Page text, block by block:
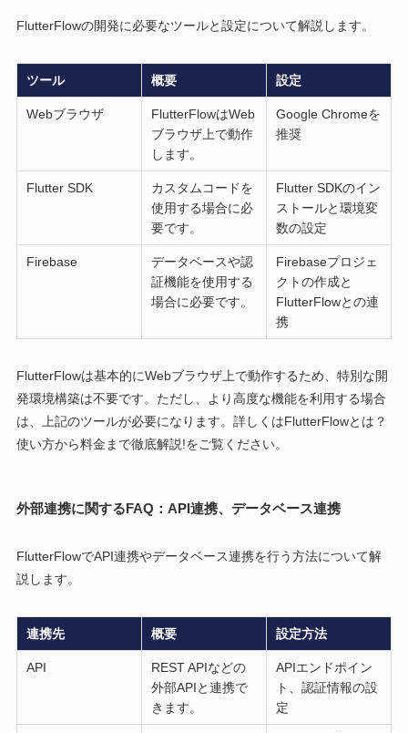
FlutterFlowの開発に必要なツールと設定について解説します。
ツール 概要 設定
Webブラウザ
FlutterFlowはWeb
ブラウザ上で動作
します。
Google Chromeを
推奨
Flutter SDK
カスタムコードを
使用する場合に必
要です。
Flutter SDKのイン
ストールと環境変
数の設定
Firebase
データベースや認
証機能を使用する
場合に必要です。
Firebaseプロジェ
クトの作成と
FlutterFlowとの連
携
FlutterFlowは基本的にWebブラウザ上で動作するため、特別な開
発環境構築は不要です。ただし、より高度な機能を利用する場合
は、上記のツールが必要になります。詳しくはFlutterFlowとは？
使い方から料金まで徹底解説!をご覧ください。
外部連携に関するFAQ：API連携、データベース連携
FlutterFlowでAPI連携やデータベース連携を行う方法について解
説します。
連携先 概要 設定方法
API
REST APIなどの
外部APIと連携で
きます。
APIエンドポイン
ト、認証情報の設
定